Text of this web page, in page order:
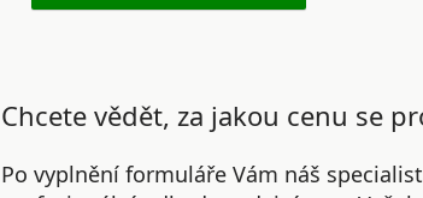
Chcete vědět, za jakou cenu se
Po vyplnění formuláře Vám náš